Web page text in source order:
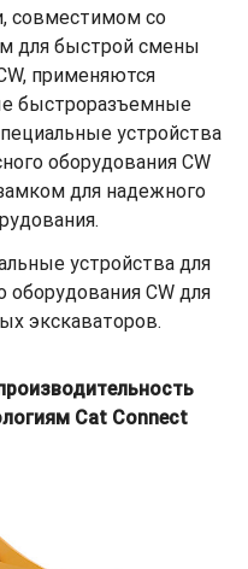
совместимом со
для быстрой смены
применяются
быстроразъемные
устройства
оборудования CW
для надежного
устройства для
CW для
экскаваторов.
Cat Connect